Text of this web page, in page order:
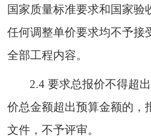
国家质量标准要求和国家验
任何调整单价要求均不予接
全部工程内容。
2.4 要求总报价不得超
价总金额超出预算金额的，
文件，不予评审。